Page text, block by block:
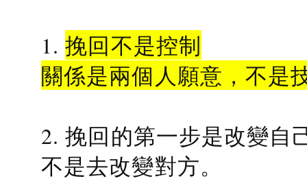
1.挽回不是控制
關係是兩個人願意，不是
2. 挽回的第一步是改變自
不是去改變對方。